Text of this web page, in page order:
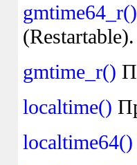
gmtime64_r()
(Restartable).
gmtime_r()
localtime()
localtime64()